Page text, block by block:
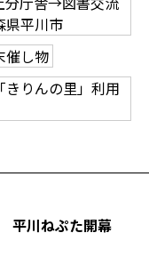
平川市
催し物
りんの里」利用
平川ねぷた開幕